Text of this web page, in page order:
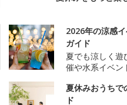
2026年の涼感
ガイド
夏でも涼しく遊
催や水系イベン
夏休みおうちで
ド